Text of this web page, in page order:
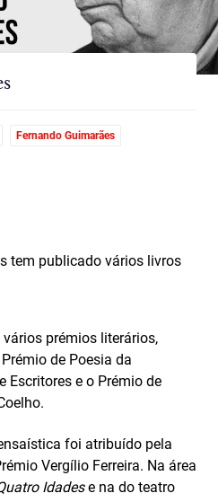
Fernando Guimarães
tem publicado vários livros
prémios literários,
de Poesia da
Escritores e o Prémio de
foi atribuído pela
Vergílio Ferreira. Na área
Idadese na do teatro